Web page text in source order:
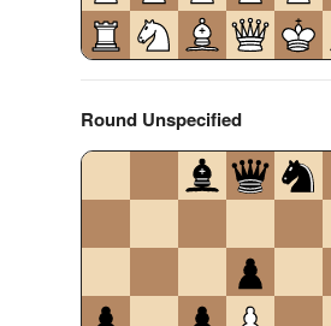
Round Unspecified